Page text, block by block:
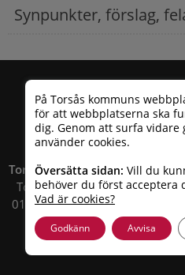
På Torsås kommuns
för att webbplatserna ska
dig. Genom att surfa vidare
använder cookies.
Översätta sidan: Vill du
behöver du först acceptera
Vad är cookies?
Godkänn Avvisa
Synpunkter, förslag,
Torsås kommun|
Torsås kommun, Box 503,
010 – 35 33 100 |
post:info@torsas.se|